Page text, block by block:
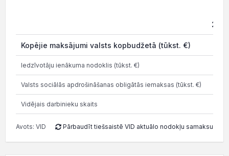
2025
Kopējie maksājumi valsts kopbudžetā (tūkst. €)
Iedzīvotāju ienākuma nodoklis (tūkst. €)
Valsts sociālās apdrošināšanas obligātās iemaksas (tūkst. €)
Vidējais darbinieku skaits
Avots: VID Pārbaudīt tiešsaistē VID aktuālo nodokļu samaksu